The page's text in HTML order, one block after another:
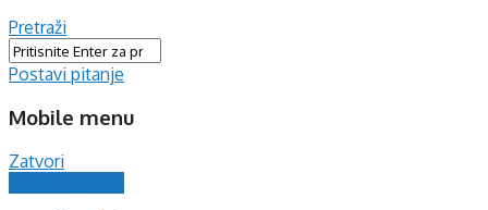
Pretraži
Postavi pitanje
Mobile menu
Zatvori